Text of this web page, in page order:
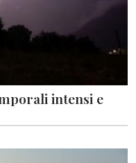
intensi e